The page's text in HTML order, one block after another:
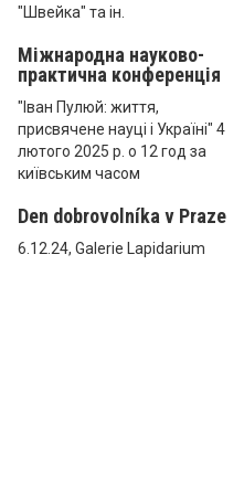
"Швейка" та ін.
Міжнародна науково-
практична конференція
"Іван Пулюй: життя,
присвячене науці і Україні" 4
лютого 2025 р. о 12 год за
київським часом
Den dobrovolníka v Praze
6.12.24, Galerie Lapidarium